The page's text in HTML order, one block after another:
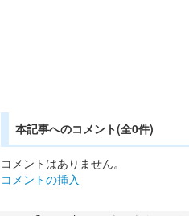
本記事へのコメント(全0件)
コメントはありません。
コメントの挿入